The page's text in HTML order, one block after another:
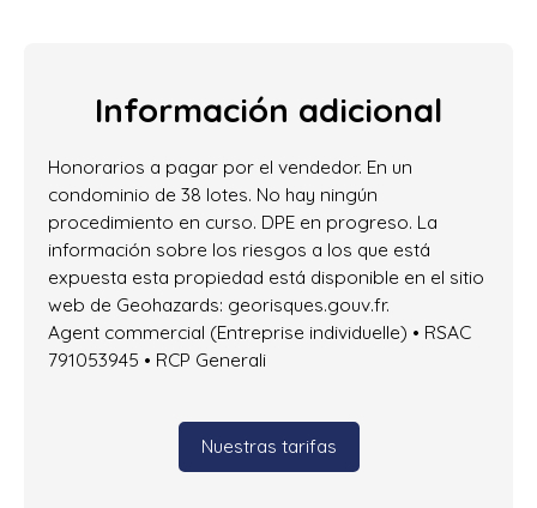
Información adicional
Honorarios a pagar por el vendedor. En un
condominio de 38 lotes. No hay ningún
procedimiento en curso. DPE en progreso. La
información sobre los riesgos a los que está
expuesta esta propiedad está disponible en el sitio
web de Geohazards: georisques.gouv.fr.
Agent commercial (Entreprise individuelle) • RSAC
791053945 • RCP Generali
Nuestras tarifas